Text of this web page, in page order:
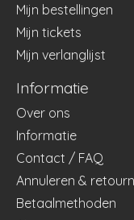
Mijn bestellingen
Mijn tickets
Mijn verlanglijst
Informatie
Over ons
Informatie
Contact / FAQ
Annuleren &
Betaalmethoden